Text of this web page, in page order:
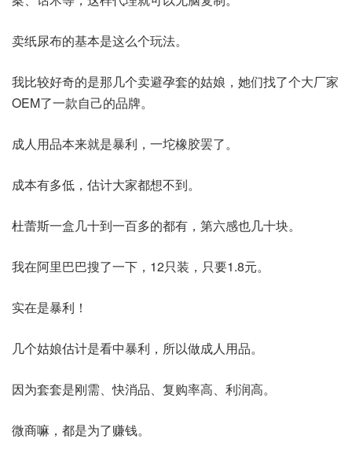
卖纸尿布的基本是这么个玩法。
我比较好奇的是那几个卖避孕套的姑娘，她们找了个大厂家
OEM了一款自己的品牌。
成人用品本来就是暴利，一坨橡胶罢了。
成本有多低，估计大家都想不到。
杜蕾斯一盒几十到一百多的都有，第六感也几十块。
我在阿里巴巴搜了一下，12只装，只要1.8元。
实在是暴利！
几个姑娘估计是看中暴利，所以做成人用品。
因为套套是刚需、快消品、复购率高、利润高。
微商嘛，都是为了赚钱。